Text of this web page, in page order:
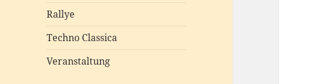
Rallye
Techno Classica
Veranstaltung